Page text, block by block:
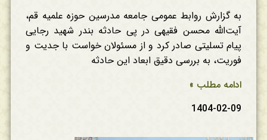
به گزارش روابط عمومی جامعه مدرسین حوزه علمیه قم،
آیت‌الله محسن فقیهی در پی حادثه بندر شهید رجایی
پیام تسلیتی صادر کرد و از مسئولان خواست با جدیت و
فوریت، به بررسی دقیق ابعاد این حادثه
ادامه مطلب »
1404-02-09